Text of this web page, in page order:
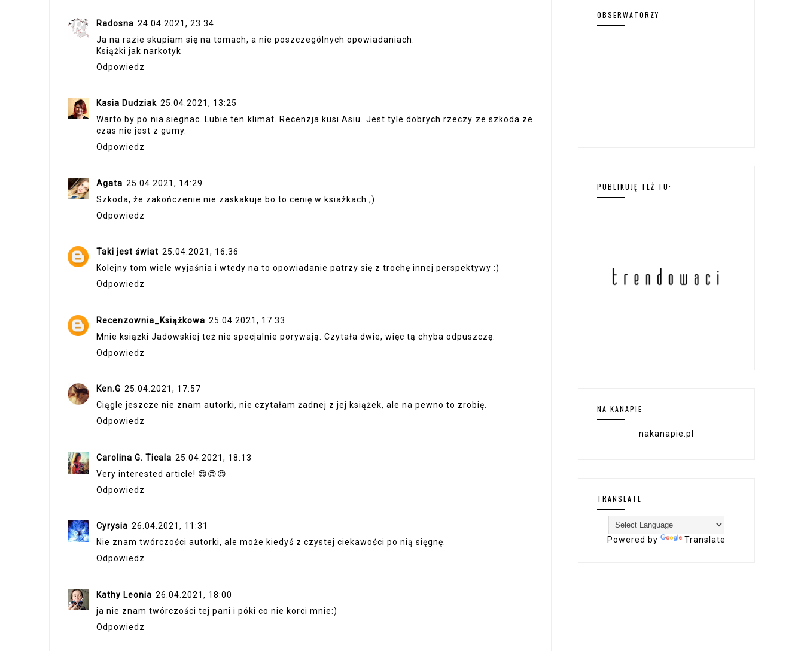
Radosna 24.04.2021, 23:34
Ja na razie skupiam się na tomach, a nie poszczególnych opowiadaniach.
Książki jak narkotyk
Odpowiedz
Kasia Dudziak 25.04.2021, 13:25
Warto by po nia siegnac. Lubie ten klimat. Recenzja kusi Asiu. Jest tyle dobrych rzeczy ze szkoda ze
czas nie jest z gumy.
Odpowiedz
Agata 25.04.2021, 14:29
Szkoda, że zakończenie nie zaskakuje bo to cenię w ksiażkach ;)
Odpowiedz
Taki jest świat 25.04.2021, 16:36
Kolejny tom wiele wyjaśnia i wtedy na to opowiadanie patrzy się z trochę innej perspektywy :)
Odpowiedz
Recenzownia_Książkowa 25.04.2021, 17:33
Mnie książki Jadowskiej też nie specjalnie porywają. Czytała dwie, więc tą chyba odpuszczę.
Odpowiedz
Ken.G 25.04.2021, 17:57
Ciągle jeszcze nie znam autorki, nie czytałam żadnej z jej książek, ale na pewno to zrobię.
Odpowiedz
Carolina G. Ticala 25.04.2021, 18:13
Very interested article! 😍😍😍
Odpowiedz
Cyrysia 26.04.2021, 11:31
Nie znam twórczości autorki, ale może kiedyś z czystej ciekawości po nią sięgnę.
Odpowiedz
Kathy Leonia 26.04.2021, 18:00
ja nie znam twórczości tej pani i póki co nie korci mnie:)
Odpowiedz
OBSERWATORZY
PUBLIKUJĘ TEŻ TU:
NA KANAPIE
nakanapie.pl
TRANSLATE
Powered by Translate